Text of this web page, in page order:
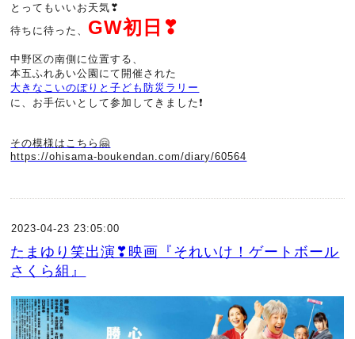
とってもいいお天気❣
待ちに待った、 GW初日❣
中野区の南側に位置する、
本五ふれあい公園にて開催された
大きなこいのぼりと子ども防災ラリー
に、お手伝いとして参加してきました❗
その模様はこちら🤗
https://ohisama-boukendan.com/diary/60564
2023-04-23 23:05:00
たまゆり笑出演❣映画『それいけ！ゲートボール
さくら組』